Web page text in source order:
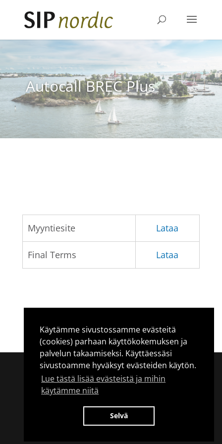
Käytämme sivustossamme evästeitä
(cookies) parhaan käyttökokemuksen ja
palvelun takaamiseksi. Käyttäessäsi
sivustoamme hyväksyt evästeiden käytön.
Lue tästä lisää evästeistä ja mihin
käytämme niitä
Selvä
Autocall BREC Plus
Myyntiesite Lataa
Final Terms Lataa
© 2017 - SIP Nordic. SIP Nordic OY on rekisteröity
Suomessa (Y-tunnus 2285608-8) ja toimii SIP Nordic
Fondkommission AB:n sidonnaisasiamiehenä (tied
SIP Nordic Fondkommission AB on Ruotsin
Finansinspektionen valvottavana. LEI-tunnus